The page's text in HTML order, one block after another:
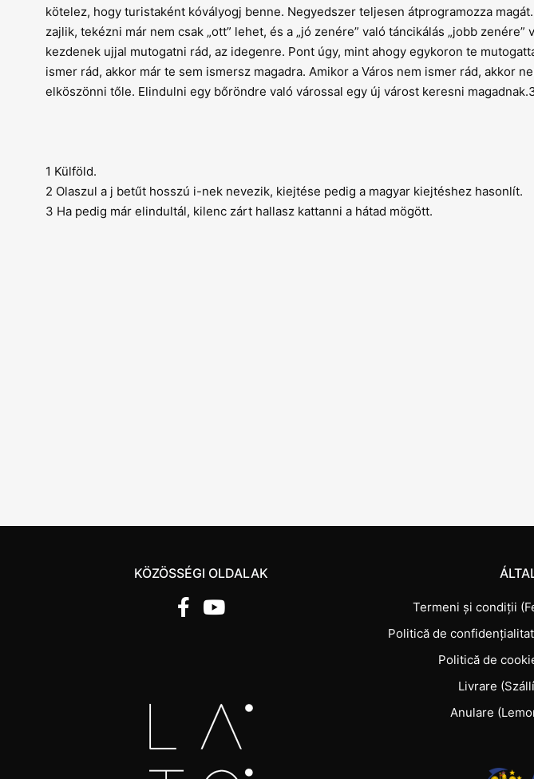
kötelez, hogy turistaként kóvályogj benne. Negyedszer teljesen átprogramozza magát.
zajlik, tekézni már nem csak „ott” lehet, és a „jó zenére” való táncikálás „jobb
kezdenek ujjal mutogatni rád, az idegenre. Pont úgy, mint ahogy egykoron te
ismer rád, akkor már te sem ismersz magadra. Amikor a Város nem ismer rád, akkor
elköszönni tőle. Elindulni egy bőröndre való várossal egy új várost keresni
1 Külföld.
2 Olaszul a j betűt hosszú i-nek nevezik, kiejtése pedig a magyar kiejtéshez hasonlít.
3 Ha pedig már elindultál, kilenc zárt hallasz kattanni a hátad mögött.
KÖZÖSSÉGI OLDALAK
Termeni și condiții
Politică de
Politică de
Livrare
Anulare